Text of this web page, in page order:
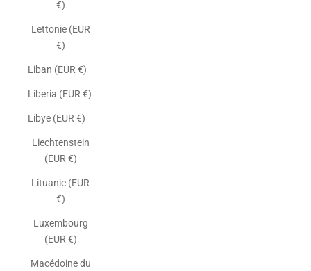
€)
Lettonie (EUR
€)
Liban (EUR €)
Liberia (EUR €)
Libye (EUR €)
Liechtenstein
(EUR €)
Lituanie (EUR
€)
Luxembourg
(EUR €)
Macédoine du